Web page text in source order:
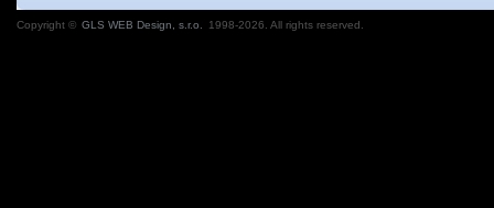
Copyright © GLS WEB Design, s.r.o. 1998-2026. All rights reserved.